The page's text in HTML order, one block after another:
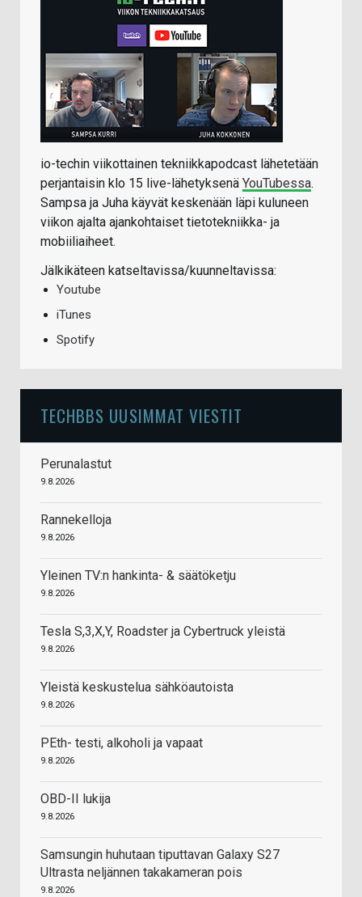
io-techin viikottainen tekniikkapodcast lähetetään
perjantaisin klo 15 live-lähetyksenä YouTubessa.
Sampsa ja Juha käyvät keskenään läpi kuluneen
viikon ajalta ajankohtaiset tietotekniikka- ja
mobiiliaiheet.
Jälkikäteen katseltavissa/kuunneltavissa:
Youtube
iTunes
Spotify
TECHBBS UUSIMMAT VIESTIT
Perunalastut
9.8.2026
Rannekelloja
9.8.2026
Yleinen TV:n hankinta- & säätöketju
9.8.2026
Tesla S,3,X,Y, Roadster ja Cybertruck yleistä
9.8.2026
Yleistä keskustelua sähköautoista
9.8.2026
PEth- testi, alkoholi ja vapaat
9.8.2026
OBD-II lukija
9.8.2026
Samsungin huhutaan tiputtavan Galaxy S27
Ultrasta neljännen takakameran pois
9.8.2026